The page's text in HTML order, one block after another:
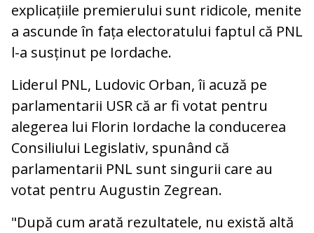
explicațiile premierului sunt ridicole, menite
a ascunde în fața electoratului faptul că PNL
l-a susținut pe Iordache.
Liderul PNL, Ludovic Orban, îi acuză pe
parlamentarii USR că ar fi votat pentru
alegerea lui Florin Iordache la conducerea
Consiliului Legislativ, spunând că
parlamentarii PNL sunt singurii care au
votat pentru Augustin Zegrean.
"După cum arată rezultatele, nu există altă